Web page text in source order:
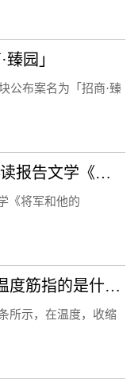
园」
公布案名为「招商·臻
种树的人也是一棵“大树”——读报告文学《将军和他的树》
《将军和他的
板设置温度筋的构造要求_板温度筋指的是什么筋
所示，在温度，收缩